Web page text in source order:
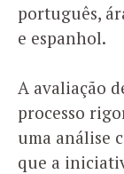
português,
e espanhol.
A avaliação
processo
uma análise
que a